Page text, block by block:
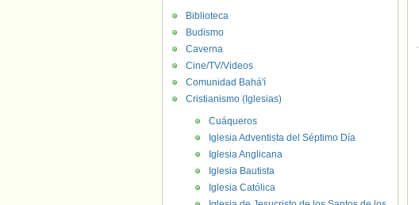
Biblioteca
Budismo
Caverna
Cine/TV/Videos
Comunidad Bahá'í
Cristianismo (Iglesias)
Cuáqueros
Iglesia Adventista del Séptimo Día
Iglesia Anglicana
Iglesia Bautista
Iglesia Católica